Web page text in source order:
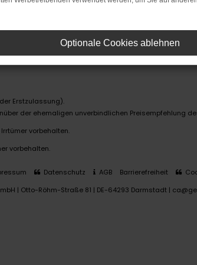
Erstzulassung).
der ehemaligen unverbindlichen Preisempfehlung
vorbehalten.
vorbehalten.
Datenschutz AGB Barrierefreiheit
| Otto-Röhm-Straße 81 | DE-64293 Darmstadt |
Optionale Cookies ablehnen